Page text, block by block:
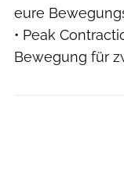
eure
• Peak
Bewegung für